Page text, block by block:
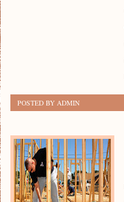
POSTED BY ADMIN